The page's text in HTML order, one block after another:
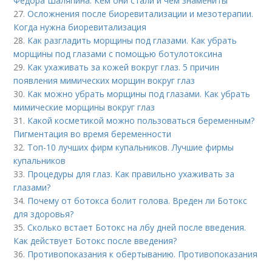
27.Осложнения после биоревитализации и мезотерапии.
Когда нужна биоревитализация
28. Как разгладить морщины под глазами. Как убрать
морщины под глазами с помощью ботулотоксина
29. Как ухаживать за кожей вокруг глаз. 5 причин
появления мимических морщин вокруг глаз
30. Как можно убрать морщины под глазами. Как убрать
мимические морщины вокруг глаз
31. Какой косметикой можно пользоваться беременным?
Пигментация во время беременности
32. Топ-10 лучших фирм купальников. Лучшие фирмы
купальников
33. Процедуры для глаз. Как правильно ухаживать за
глазами?
34. Почему от ботокса болит голова. Вреден ли Ботокс
для здоровья?
35.Сколько встает Ботокс на лбу дней после введения.
Как действует Ботокс после введения?
36. Противопоказания к обертыванию. Противопоказания